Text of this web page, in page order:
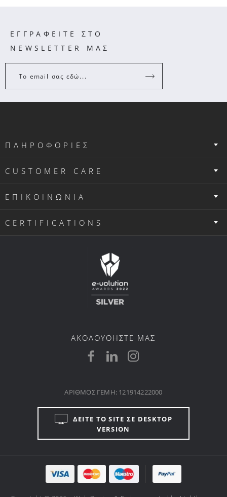
ΕΓΓΡΑΦΕΙΤΕ ΣΤΟ
NEWSLETTER ΜΑΣ
Το email σας εδώ...
ΠΛΗΡΟΦΟΡΙΕΣ
CUSTOMER CARE
ΕΠΙΚΟΙΝΩΝΙΑ
CERTIFICATIONS
ΑΚΟΛΟΥΘΗΣΤΕ ΜΑΣ
ΔΕΙΤΕ ΤΟ SITE ΣΕ DESKTOP
VERSION
ΑΡΙΘΜΟΣ ΓΕΜΗ: 121914222000